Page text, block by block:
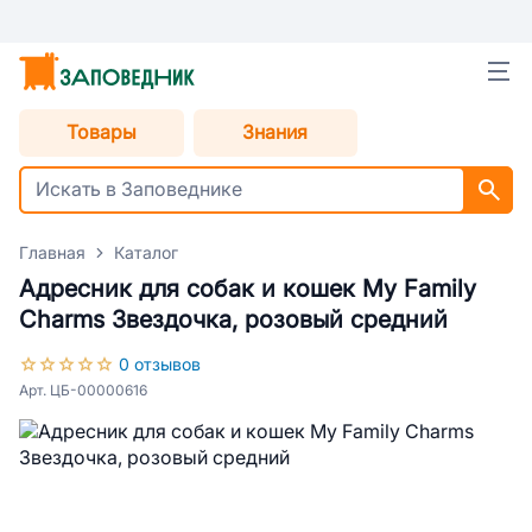
Товары Знания
Главная Каталог
Адресник для собак и кошек My Family
Charms Звездочка, розовый средний
0 отзывов
Арт. ЦБ-00000616